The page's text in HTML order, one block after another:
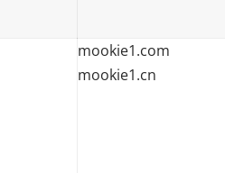
mookie1.com
mookie1.cn